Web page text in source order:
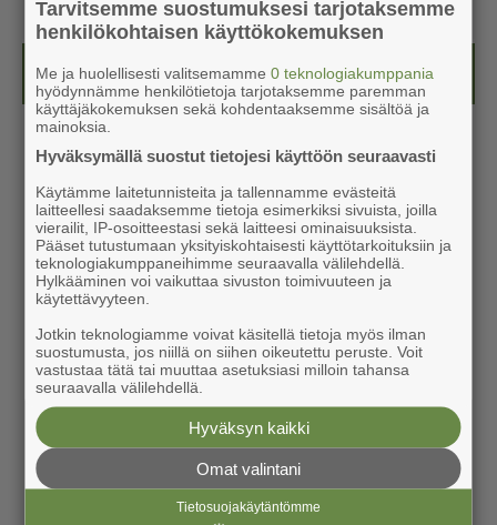
Kesälehti (ilmainen)
Tarvitsemme suostumuksesi tarjotaksemme
henkilökohtaisen käyttökokemuksen
Me ja huolellisesti valitsemamme0 teknologiakumppania
hyödynnämme henkilötietoja tarjotaksemme paremman
käyttäjäkokemuksen sekä kohdentaaksemme sisältöä ja
mainoksia.
Hyväksymällä suostut tietojesi käyttöön seuraavasti
Käytämme laitetunnisteita ja tallennamme evästeitä
laitteellesi saadaksemme tietoja esimerkiksi sivuista, joilla
vierailit, IP-osoitteestasi sekä laitteesi ominaisuuksista.
Pääset tutustumaan yksityiskohtaisesti käyttötarkoituksiin ja
teknologiakumppaneihimme seuraavalla välilehdellä.
Hylkääminen voi vaikuttaa sivuston toimivuuteen ja
käytettävyyteen.
Jotkin teknologiamme voivat käsitellä tietoja myös ilman
suostumusta, jos niillä on siihen oikeutettu peruste. Voit
vastustaa tätä tai muuttaa asetuksiasi milloin tahansa
seuraavalla välilehdellä.
Hyväksyn kaikki
Omat valintani
Tietosuojakäytäntömme